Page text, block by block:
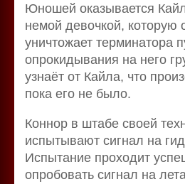
Юношей оказывается
немой девочкой, которую
уничтожает терминатора
опрокидывания на него
узнаёт от Кайла, что
пока его не было.
Коннор в штабе своей
испытывают сигнал на
Испытание проходит
опробовать сигнал на